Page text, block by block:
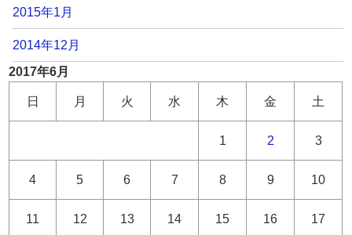
2015年1月
2014年12月
2017年6月
日 月 火 水 木 金 土
1 2 3
4 5 6 7 8 9 10
11 12 13 14 15 16 17